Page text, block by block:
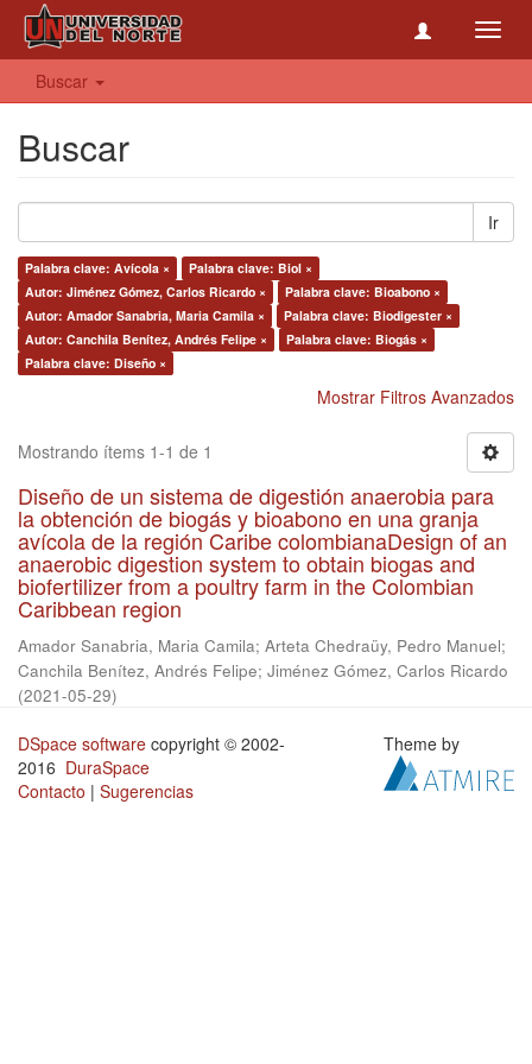
Buscar
Buscar
Ir
Palabra clave: Avícola ×
Palabra clave: Biol ×
Autor: Jiménez Gómez, Carlos Ricardo ×
Palabra clave: Bioabono ×
Autor: Amador Sanabria, Maria Camila ×
Palabra clave: Biodigester ×
Autor: Canchila Benítez, Andrés Felipe ×
Palabra clave: Biogás ×
Palabra clave: Diseño ×
Mostrar Filtros Avanzados
Mostrando ítems 1-1 de 1
Diseño de un sistema de digestión anaerobia para
la obtención de biogás y bioabono en una granja
avícola de la región Caribe colombianaDesign of an
anaerobic digestion system to obtain biogas and
biofertilizer from a poultry farm in the Colombian
Caribbean region
Amador Sanabria, Maria Camila; Arteta Chedraüy, Pedro Manuel;
Canchila Benítez, Andrés Felipe; Jiménez Gómez, Carlos Ricardo
(2021-05-29)
DSpace software copyright © 2002-
2016 DuraSpace
Contacto | Sugerencias
Theme by